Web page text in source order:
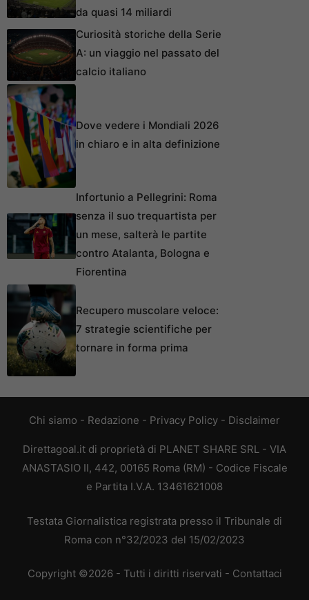
da quasi 14 miliardi
Curiosità storiche della Serie
A: un viaggio nel passato del
calcio italiano
Dove vedere i Mondiali 2026
in chiaro e in alta definizione
Infortunio a Pellegrini: Roma
senza il suo trequartista per
un mese, salterà le partite
contro Atalanta, Bologna e
Fiorentina
Recupero muscolare veloce:
7 strategie scientifiche per
tornare in forma prima
Chi siamo - Redazione - Privacy Policy - Disclaimer
Direttagoal.it di proprietà di PLANET SHARE SRL - VIA
ANASTASIO II, 442, 00165 Roma (RM) - Codice Fiscale
e Partita I.V.A. 13461621008
Testata Giornalistica registrata presso il Tribunale di
Roma con n°32/2023 del 15/02/2023
Copyright ©2026 - Tutti i diritti riservati - Contattaci